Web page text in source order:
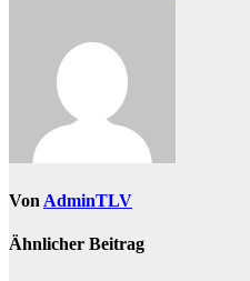
Von AdminTLV
Ähnlicher Beitrag